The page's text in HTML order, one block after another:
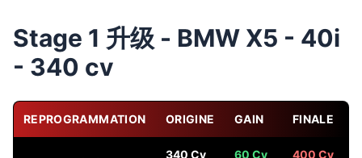
Stage 1 升级 - BMW X5 - 40i
- 340 cv
REPROGRAMMATION ORIGINE GAIN FINALE
340 Cv
60 Cv
400 Cv